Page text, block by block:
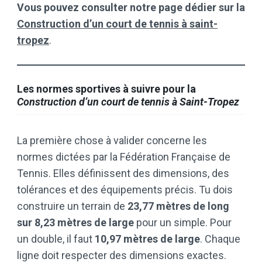
Vous pouvez consulter notre page dédier sur la
Construction d’un court de tennis à saint-
tropez.
Les normes sportives à suivre pour la
Construction d’un court de tennis à Saint-Tropez
La première chose à valider concerne les
normes dictées par la Fédération Française de
Tennis. Elles définissent des dimensions, des
tolérances et des équipements précis. Tu dois
construire un terrain de 23,77 mètres de long
sur 8,23 mètres de large pour un simple. Pour
un double, il faut 10,97 mètres de large. Chaque
ligne doit respecter des dimensions exactes.